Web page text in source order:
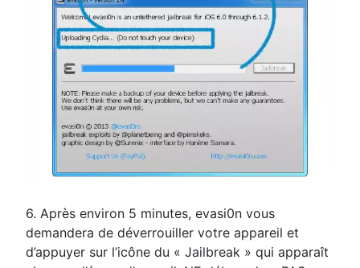
6. Après environ 5 minutes, evasi0n vous
demandera de déverrouiller votre appareil et
d’appuyer sur l’icône du « Jailbreak » qui apparaît